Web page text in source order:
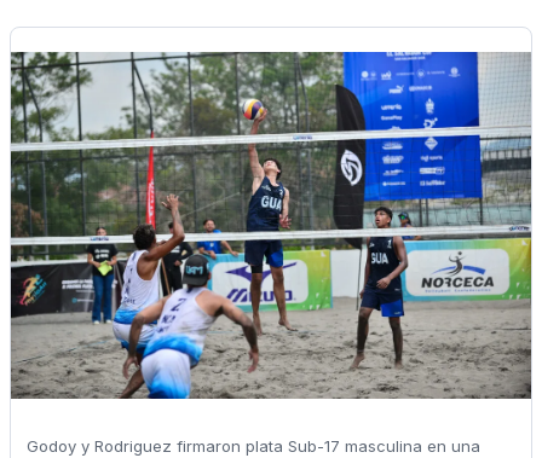
Godoy y Rodriguez firmaron plata Sub-17 masculina en una